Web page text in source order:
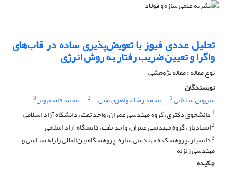
تحلیل عددی فیوز با تعویض‌پذیری ساده در قاب‌های
واگرا و تعیین ضریب رفتار به روش انرژی
نوع مقاله : مقاله پژوهشی
نویسندگان
سروش سلطانی1 محمد رضا جواهری تفتی 2 محمد قاسم وتر3
1 دانشجوی دکتری، گروه مهندسی عمران، واحد تفت، دانشگاه آزاد اسلامی
2استادیار، گروه مهندسی عمران، واحد تفت، دانشگاه آزاد اسلامی
3دانشیار، پژوهشکده مهندسی سازه، پژوهشگاه بین‌المللی زلزله شناسی و
مهندسی زلزله
چکیده